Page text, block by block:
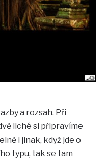
a rozsah. Při
liché si připravíme
i jinak, když jde o
typu, tak se tam